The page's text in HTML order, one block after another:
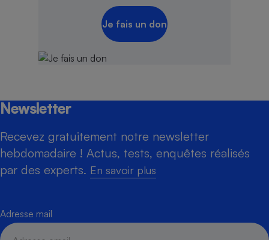
Je fais un don
Newsletter
Recevez gratuitement notre newsletter
hebdomadaire ! Actus, tests, enquêtes réalisés
par des experts. En savoir plus
Adresse mail